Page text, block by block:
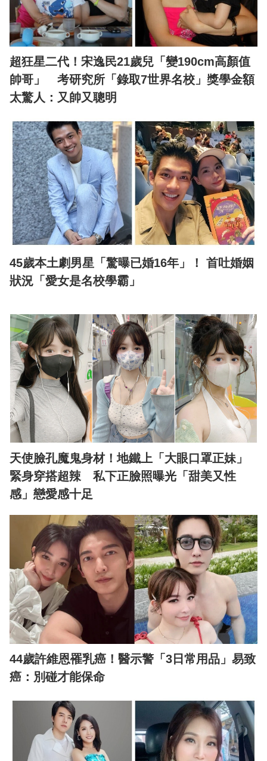
超狂星二代！宋逸民21歲兒「變190cm高顏值
帥哥」 考研究所「錄取7世界名校」獎學金額
太驚人：又帥又聰明
45歲本土劇男星「驚曝已婚16年」！ 首吐婚姻
狀況「愛女是名校學霸」
天使臉孔魔鬼身材！地鐵上「大眼口罩正妹」
緊身穿搭超辣 私下正臉照曝光「甜美又性
感」戀愛感十足
44歲許維恩罹乳癌！醫示警「3日常用品」易致
癌：別碰才能保命